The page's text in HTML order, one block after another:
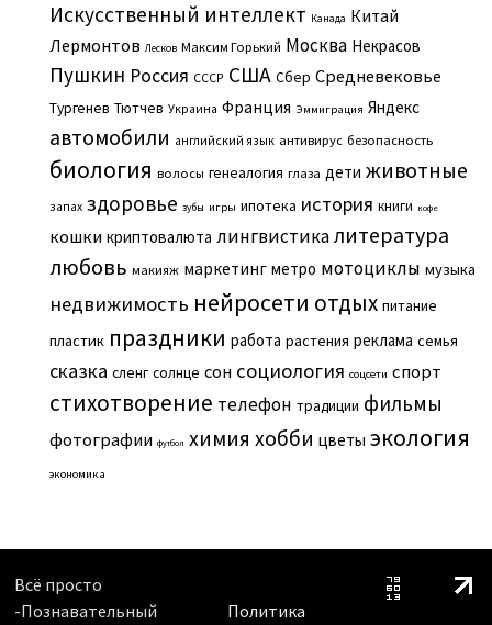
Искусственный интеллект Канада Китай
Лермонтов Лесков Максим Горький Москва Некрасов
Пушкин Россия СССР США Сбер Средневековье
Тургенев Тютчев Украина Франция Эммиграция Яндекс
автомобили английский язык антивирус безопасность
биология волосы генеалогия глаза дети животные
запах здоровье зубы игры ипотека история книги кофе
кошки криптовалюта лингвистикалитература
любовь макияж маркетинг метро мотоциклы музыка
недвижимость нейросети отдых питание
пластик праздники работа растения реклама семья
сказка сленг солнце сон социология соцсети спорт
стихотворение телефон традиции фильмы
фотографии футбол химия хобби цветы экология
экономика
Всё просто
-Познавательный
Политика